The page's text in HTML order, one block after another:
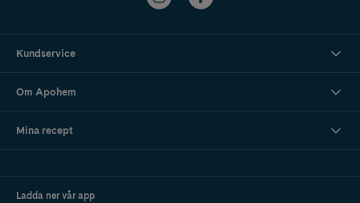
Kundservice
Om Apohem
Mina recept
Ladda ner vår app